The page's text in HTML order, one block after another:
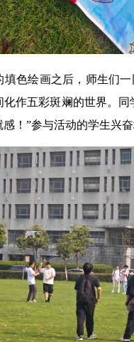
色绘画之后， 师生们
化作五彩斑斓的世界。
！ ”参与活动的学生兴